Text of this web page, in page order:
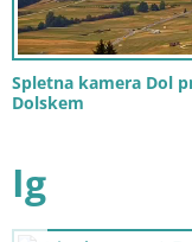
Spletna kamera Dol
Dolskem
Ig